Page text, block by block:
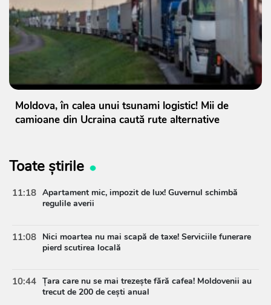
Moldova, în calea unui tsunami logistic! Mii de
camioane din Ucraina caută rute alternative
Toate știrile
11:18 Apartament mic, impozit de lux! Guvernul schimbă
regulile averii
11:08 Nici moartea nu mai scapă de taxe! Serviciile funerare
pierd scutirea locală
10:44 Țara care nu se mai trezește fără cafea! Moldovenii au
trecut de 200 de cești anual